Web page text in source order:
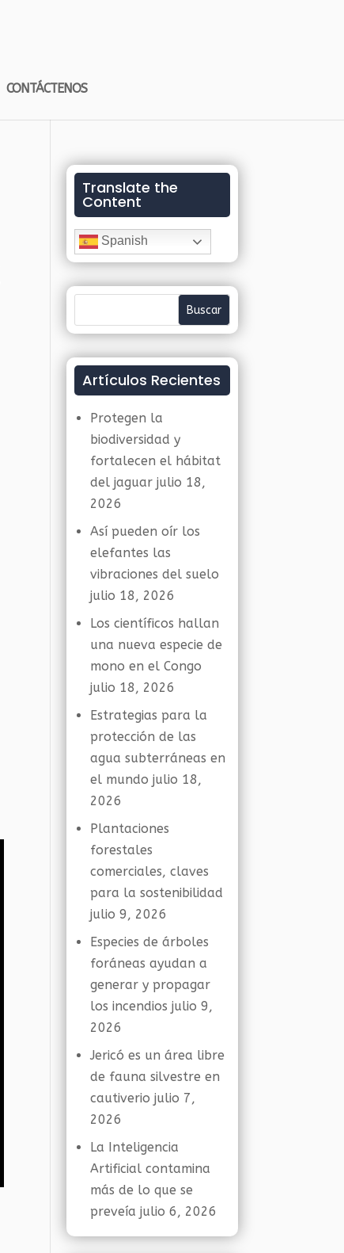
CONTÁCTENOS
Translate the
Content
Spanish
Artículos Recientes
Protegen la
biodiversidad y
fortalecen el hábitat
del jaguar julio 18,
2026
Así pueden oír los
elefantes las
vibraciones del suelo
julio 18, 2026
Los científicos hallan
una nueva especie de
mono en el Congo
julio 18, 2026
Estrategias para la
protección de las
agua subterráneas en
el mundo julio 18,
2026
Plantaciones
forestales
comerciales, claves
para la sostenibilidad
julio 9, 2026
Especies de árboles
foráneas ayudan a
generar y propagar
los incendios julio 9,
2026
Jericó es un área libre
de fauna silvestre en
cautiverio julio 7,
2026
La Inteligencia
Artificial contamina
más de lo que se
preveía julio 6, 2026